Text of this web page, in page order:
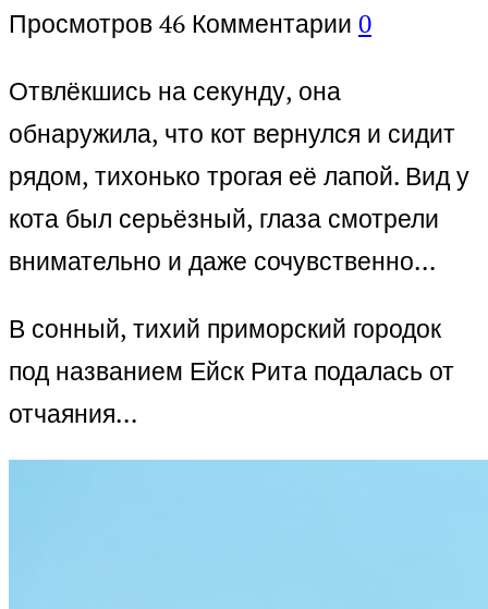
Просмотров46 Комментарии 0
Отвлёкшись на секунду, она
обнаружила, что кот вернулся и сидит
рядом, тихонько трогая её лапой. Вид у
кота был серьёзный, глаза смотрели
внимательно и даже сочувственно…
В сонный, тихий приморский городок
под названием Ейск Рита подалась от
отчаяния…